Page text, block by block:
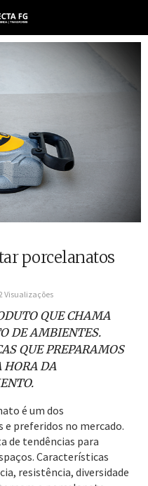
porcelanatos
Visualizações
QUE CHAMA
DE AMBIENTES.
QUE PREPARAMOS
HORA DA
é um dos
preferidos no mercado.
de tendências para
Características
resistência, diversidade